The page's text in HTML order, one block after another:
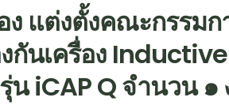
ง แต่งตั้งคณะกรรม
งกันเครื่อง
iCAP Q จำนวน ๑